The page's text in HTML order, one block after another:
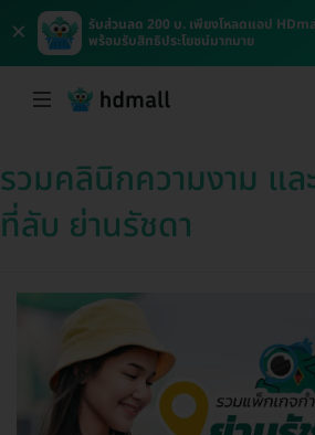
×
รับส่วนลด 200 บ. เพียงโหลดแอป
พร้อมรับสิทธิประโยชน์มากมาย
รวมคลินิกความงาม แล
ที่ลับ ย่านรัชดา